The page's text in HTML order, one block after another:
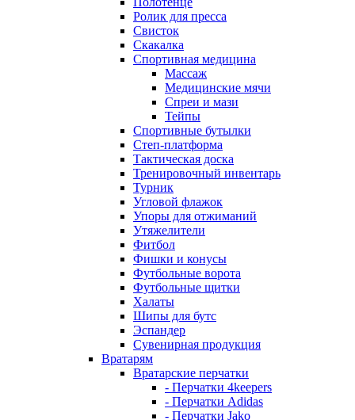
Ролик для пресса
Свисток
Скакалка
Спортивная медицина
Массаж
Медицинские мячи
Спреи и мази
Тейпы
Спортивные бутылки
Степ-платформа
Тактическая доска
Тренировочный инвентарь
Турник
Угловой флажок
Упоры для отжиманий
Утяжелители
Фитбол
Фишки и конусы
Футбольные ворота
Футбольные щитки
Халаты
Шипы для бутс
Эспандер
Сувенирная продукция
Вратарям
Вратарские перчатки
- Перчатки 4keepers
- Перчатки Adidas
- Перчатки Jako